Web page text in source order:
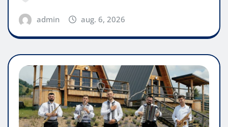
admin aug. 6, 2026